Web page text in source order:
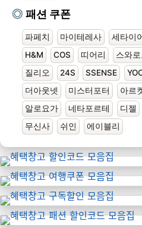
패션 쿠폰
파페치 마이테레사 세타이
H&M
COS 띠어리 스와
질리오
24S SSENSE
더아웃넷
미스터포터 아르
알로요가
네타포르테 디젤
무신사
쉬인 에이블리